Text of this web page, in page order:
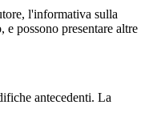
l'informativa sulla
possono presentare altre
antecedenti. La